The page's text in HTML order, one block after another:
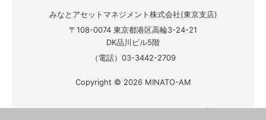
ュ
ー
みなとアセットマネジメント株式会社(東京支店)
〒108-0074 東京都港区高輪3-24-21
DK品川ビル5階
（電話）03-3442-2709
Copyright © 2026 MINATO-AM